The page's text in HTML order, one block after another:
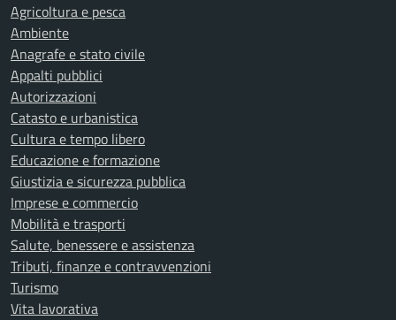
Agricoltura e pesca
Ambiente
Anagrafe e stato civile
Appalti pubblici
Autorizzazioni
Catasto e urbanistica
Cultura e tempo libero
Educazione e formazione
Giustizia e sicurezza pubblica
Imprese e commercio
Mobilità e trasporti
Salute, benessere e assistenza
Tributi, finanze e contravvenzioni
Turismo
Vita lavorativa